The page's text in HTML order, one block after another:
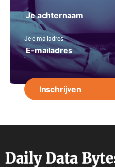
Je e-mailadres